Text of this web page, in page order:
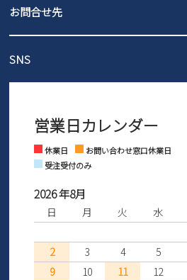
3,980円（税込）以上お買い上げで送料無
発送日・送料詳細については
ご利用ください。
ご利用ください。
の片道無料サービスを実施中！
ントとしても安心してご利用いただけ
さい。
お問合せ先
営業時間：11時～17時
※土日祝はお問い合わせ窓口休業日とな
SNS
Facebook Instagram
営業日カレンダー
休業日
お問い合わせ窓口休業日
受注受付のみ
2026 年8月
日 月 火 水
2
3 4 5
9
10 11 12